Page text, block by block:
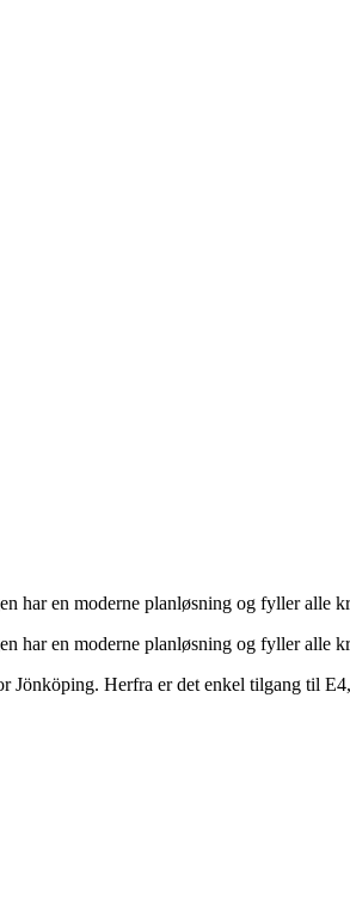
har en moderne planløsning og fyller alle
har en moderne planløsning og fyller alle
Herfra er det enkel tilgang til